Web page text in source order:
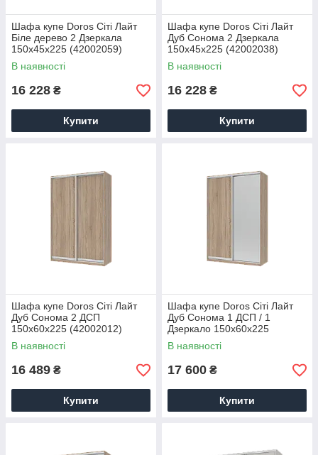
Шафа купе Doros Сіті Лайт
Біле дерево 2 Дзеркала
150х45х225 (42002059)
В наявності
16 228 ₴
Купити
Шафа купе Doros Сіті Лайт
Дуб Cонома 2 Дзеркала
150х45х225 (42002038)
В наявності
16 228 ₴
Купити
Шафа купе Doros Сіті Лайт
Дуб Cонома 2 ДСП
150х60х225 (42002012)
В наявності
16 489 ₴
Купити
Шафа купе Doros Сіті Лайт
Дуб Cонома 1 ДСП / 1
Дзеркало 150х60х225
(42002039)
В наявності
17 600 ₴
Купити